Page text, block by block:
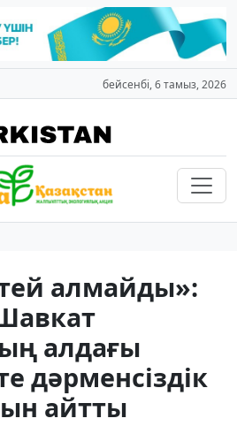
бейсенбі, 6 тамыз, 2026
алмайды»:
алдағы
дәрменсіздік
айтты